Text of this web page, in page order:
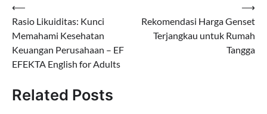
Navigasi
pos
⟵
Rasio Likuiditas: Kunci
Memahami Kesehatan
Keuangan Perusahaan – EF
EFEKTA English for Adults
Rekomendasi Harga Genset
Terjangkau untuk Rumah
Tangga
⟶
Related Posts